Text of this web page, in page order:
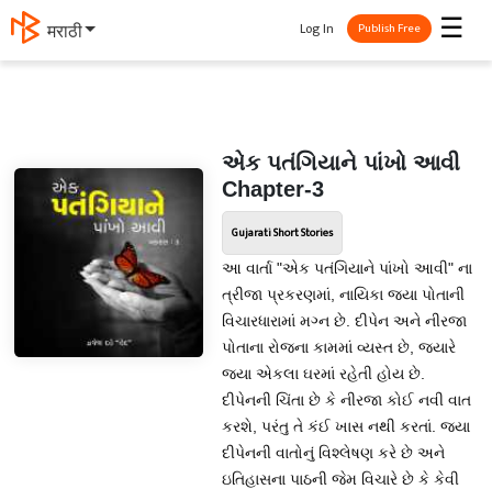
मराठी ☰
Log In Publish Free
એક પતંગિયાને પાંખો આવી
Chapter-3
Gujarati Short Stories
આ વાર્તા "એક પતંગિયાને પાંખો આવી" ના
ત્રીજા પ્રકરણમાં, નાયિકા જયા પોતાની
વિચારધારામાં મગ્ન છે. દીપેન અને નીરજા
પોતાના રોજના કામમાં વ્યસ્ત છે, જ્યારે
જયા એકલા ઘરમાં રહેતી હોય છે.
દીપેનની ચિંતા છે કે નીરજા કોઈ નવી વાત
કરશે, પરંતુ તે કંઈ ખાસ નથી કરતાં. જયા
દીપેનની વાતોનું વિશ્લેષણ કરે છે અને
ઇતિહાસના પાઠની જેમ વિચારે છે કે કેવી